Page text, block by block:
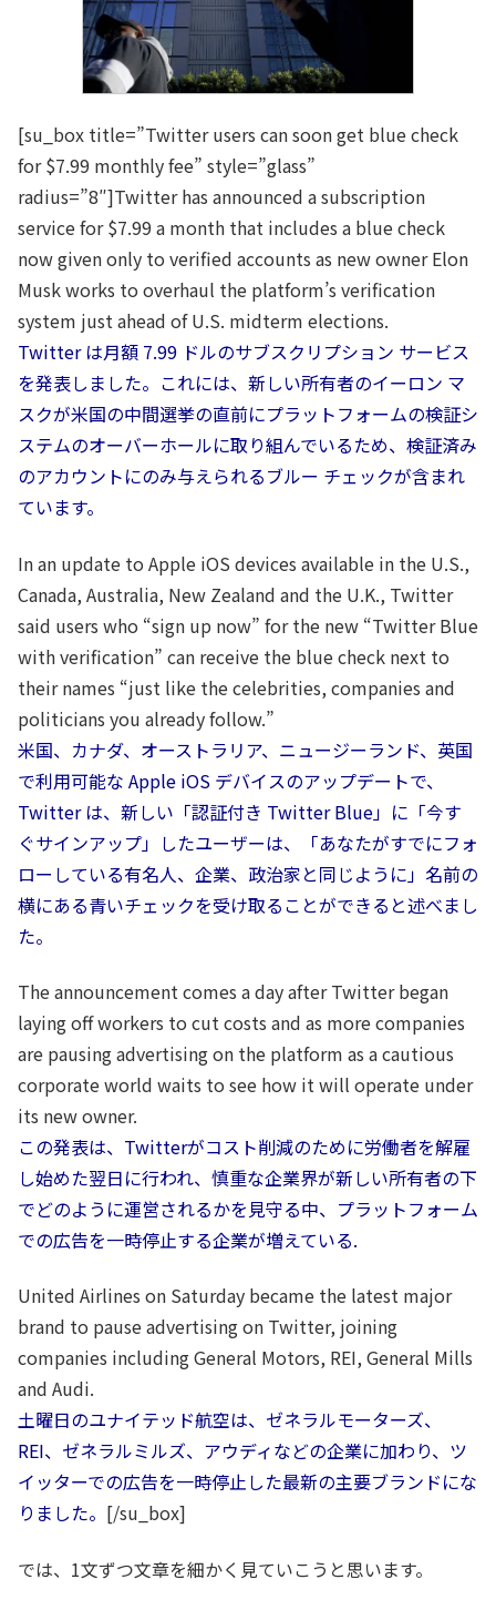
[su_box title=”Twitter users can soon get blue check
for $7.99 monthly fee” style=”glass”
radius=”8″]Twitter has announced a subscription
service for $7.99 a month that includes a blue check
now given only to verified accounts as new owner Elon
Musk works to overhaul the platform’s verification
system just ahead of U.S. midterm elections.
Twitter は月額 7.99 ドルのサブスクリプション サービス
を発表しました。これには、新しい所有者のイーロン マ
スクが米国の中間選挙の直前にプラットフォームの検証シ
ステムのオーバーホールに取り組んでいるため、検証済み
のアカウントにのみ与えられるブルー チェックが含まれ
ています。
In an update to Apple iOS devices available in the U.S.,
Canada, Australia, New Zealand and the U.K., Twitter
said users who “sign up now” for the new “Twitter Blue
with verification” can receive the blue check next to
their names “just like the celebrities, companies and
politicians you already follow.”
米国、カナダ、オーストラリア、ニュージーランド、英国
で利用可能な Apple iOS デバイスのアップデートで、
Twitter は、新しい「認証付き Twitter Blue」に「今す
ぐサインアップ」したユーザーは、「あなたがすでにフォ
ローしている有名人、企業、政治家と同じように」名前の
横にある青いチェックを受け取ることができると述べまし
た。
The announcement comes a day after Twitter began
laying off workers to cut costs and as more companies
are pausing advertising on the platform as a cautious
corporate world waits to see how it will operate under
its new owner.
この発表は、Twitterがコスト削減のために労働者を解雇
し始めた翌日に行われ、慎重な企業界が新しい所有者の下
でどのように運営されるかを見守る中、プラットフォーム
での広告を一時停止する企業が増えている.
United Airlines on Saturday became the latest major
brand to pause advertising on Twitter, joining
companies including General Motors, REI, General Mills
and Audi.
土曜日のユナイテッド航空は、ゼネラルモーターズ、
REI、ゼネラルミルズ、アウディなどの企業に加わり、ツ
イッターでの広告を一時停止した最新の主要ブランドにな
りました。 [/su_box]
では、1文ずつ文章を細かく見ていこうと思います。